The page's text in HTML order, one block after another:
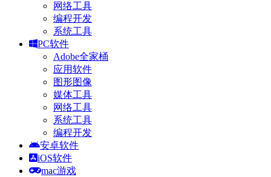
网络工具
编程开发
系统工具
PC软件
Adobe全家桶
应用软件
图形图像
媒体工具
网络工具
系统工具
编程开发
安卓软件
iOS软件
mac游戏